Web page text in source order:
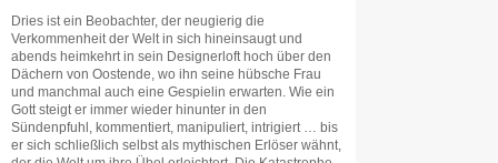
Dries ist ein Beobachter, der neugierig die
Verkommenheit der Welt in sich hineinsaugt und
abends heimkehrt in sein Designerloft hoch über den
Dächern von Oostende, wo ihn seine hübsche Frau
und manchmal auch eine Gespielin erwarten. Wie ein
Gott steigt er immer wieder hinunter in den
Sündenpfuhl, kommentiert, manipuliert, intrigiert … bis
er sich schließlich selbst als mythischen Erlöser wähnt,